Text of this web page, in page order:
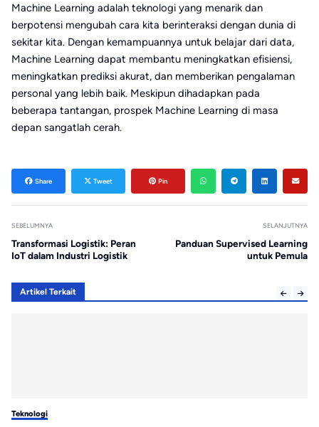
Machine Learning adalah teknologi yang menarik dan
berpotensi mengubah cara kita berinteraksi dengan dunia di
sekitar kita. Dengan kemampuannya untuk belajar dari data,
Machine Learning dapat membantu meningkatkan efisiensi,
meningkatkan prediksi akurat, dan memberikan pengalaman
personal yang lebih baik. Meskipun dihadapkan pada
beberapa tantangan, prospek Machine Learning di masa
depan sangatlah cerah.
Share Tweet Pin
SEBELUMNYA
Transformasi Logistik: Peran
IoT dalam Industri Logistik
SELANJUTNYA
Panduan Supervised Learning
untuk Pemula
Artikel Terkait
Teknologi